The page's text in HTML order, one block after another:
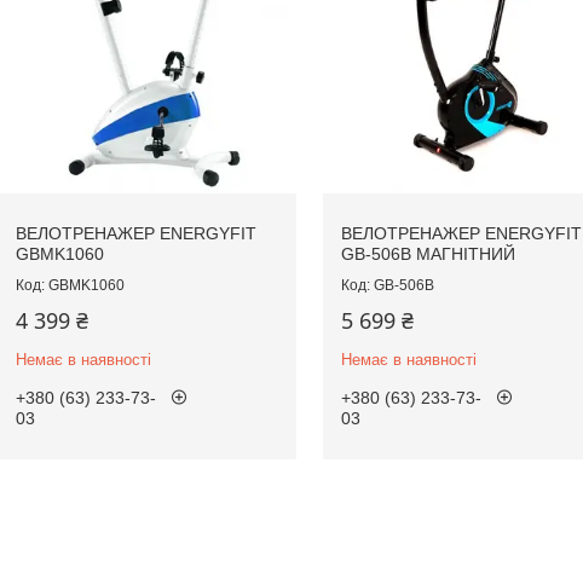
ВЕЛОТРЕНАЖЕР ENERGYFIT
GBMK1060
GBMK1060
4 399 ₴
Немає в наявності
+380 (63) 233-73-
03
ВЕЛОТРЕНАЖЕР ENERGYFIT
GB-506B МАГНІТНИЙ
GB-506B
5 699 ₴
Немає в наявності
+380 (63) 233-73-
03